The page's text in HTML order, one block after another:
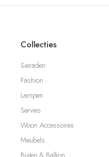
Collecties
Sieraden
Fashion
Lampen
Servies
Woon Accessoires
Meubels